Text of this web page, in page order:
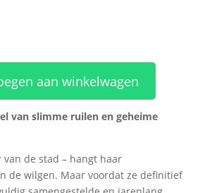
aan winkelwagen
van slimme ruilen en geheime
van de stad – hangt haar
de wilgen. Maar voordat ze definitief